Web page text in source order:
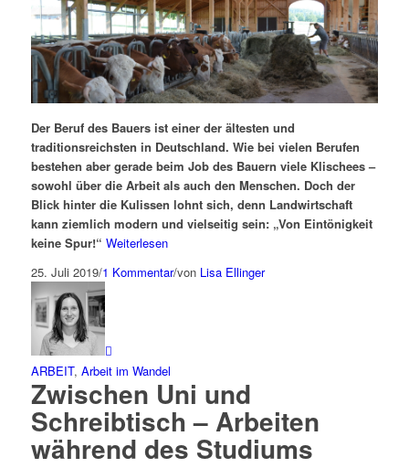
Der Beruf des Bauers ist einer der ältesten und
traditionsreichsten in Deutschland. Wie bei vielen Berufen
bestehen aber gerade beim Job des Bauern viele Klischees –
sowohl über die Arbeit als auch den Menschen. Doch der
Blick hinter die Kulissen lohnt sich, denn Landwirtschaft
kann ziemlich modern und vielseitig sein: „Von Eintönigkeit
keine Spur!“ Weiterlesen
25. Juli 2019/1 Kommentar/von Lisa Ellinger
ARBEIT, Arbeit im Wandel
Zwischen Uni und
Schreibtisch – Arbeiten
während des Studiums